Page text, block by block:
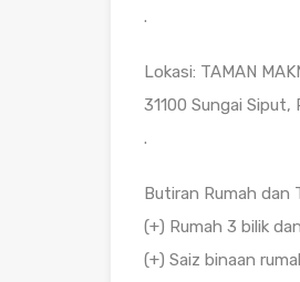
.
Lokasi: TAMAN
31100 Sungai Siput,
.
Butiran Rumah dan
(+) Rumah 3 bilik
(+) Saiz binaan